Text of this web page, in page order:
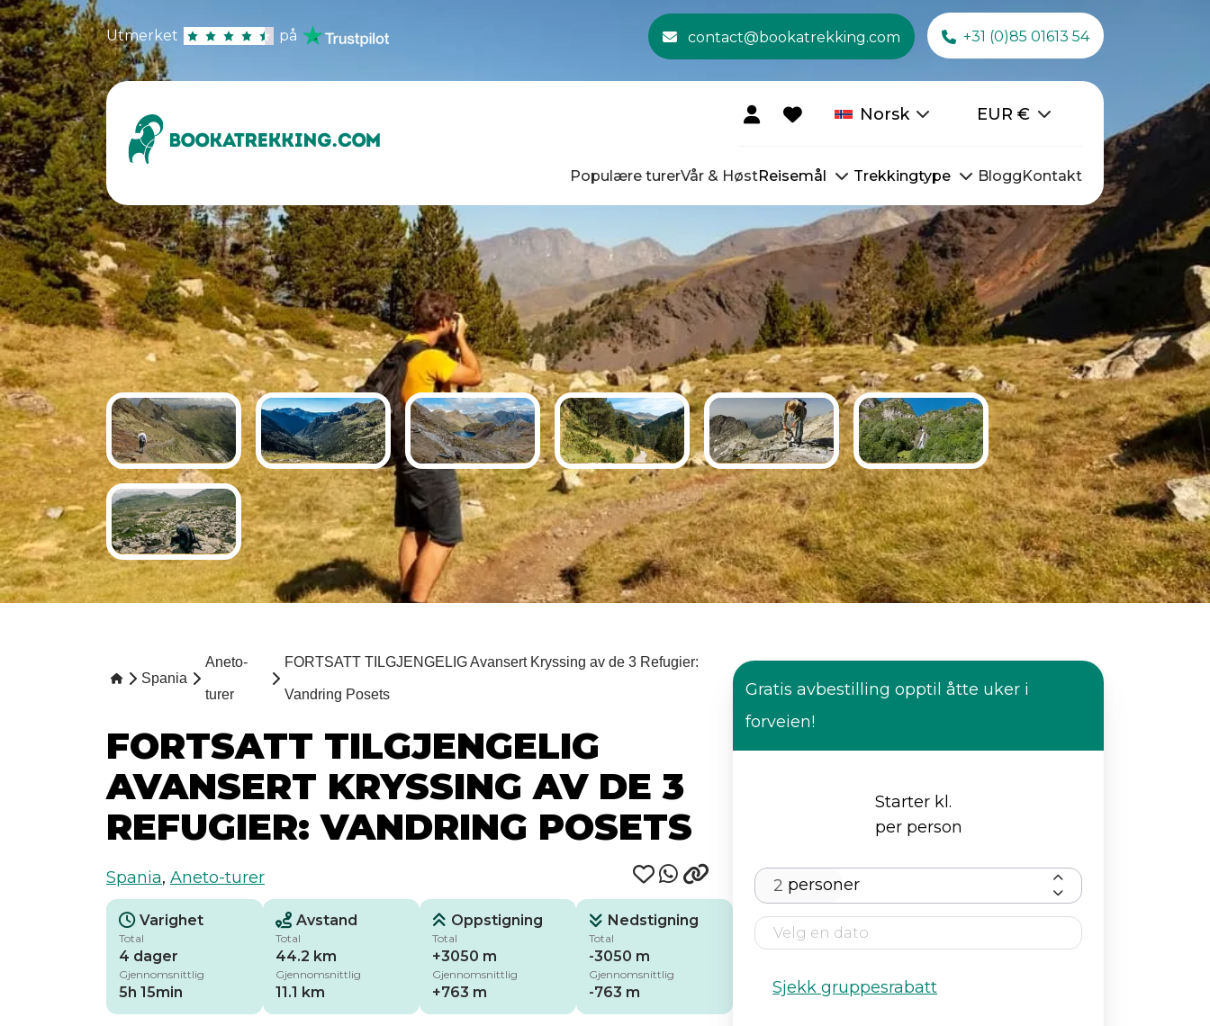
Utmerket på contact@bookatrekking.com +31 (0)85 01613 54
Norsk EUR €
Populære turerVår & HøstReisemål Trekkingtype BloggKontakt
Spania
Aneto-
turer
FORTSATT TILGJENGELIG Avansert Kryssing av de 3 Refugier:
Vandring Posets
FORTSATT TILGJENGELIG
AVANSERT KRYSSING AV DE 3
REFUGIER: VANDRING POSETS
Spania, Aneto-turer
Varighet
Total
4 dager
Gjennomsnittlig
5h 15min
Avstand
Total
44.2 km
Gjennomsnittlig
11.1 km
Oppstigning
Total
+3050 m
Gjennomsnittlig
+763 m
Nedstigning
Total
-3050 m
Gjennomsnittlig
-763 m
Gratis avbestilling opptil åtte uker i
forveien!
Starter kl.
per person
personer
Sjekk gruppesrabatt